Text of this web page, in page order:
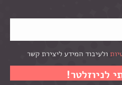
ולעיבוד המידע ליצירת קשר